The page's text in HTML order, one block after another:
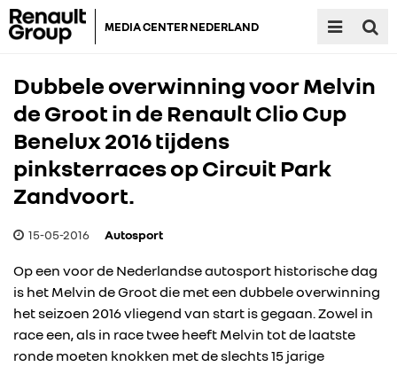
MEDIA CENTER NEDERLAND
Dubbele overwinning voor Melvin
de Groot in de Renault Clio Cup
Benelux 2016 tijdens
pinksterraces op Circuit Park
Zandvoort.
15-05-2016 Autosport
Op een voor de Nederlandse autosport historische dag
is het Melvin de Groot die met een dubbele overwinning
het seizoen 2016 vliegend van start is gegaan. Zowel in
race een, als in race twee heeft Melvin tot de laatste
ronde moeten knokken met de slechts 15 jarige